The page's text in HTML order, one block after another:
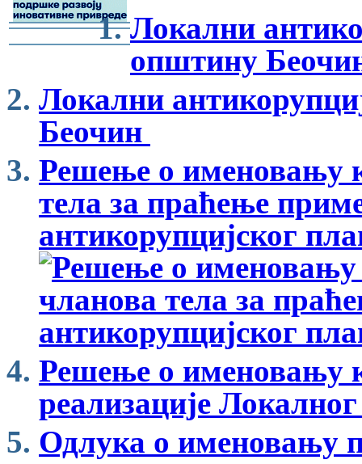
-
Локални
општину
Локални
Беочин
Решење о именовању
тела за праћење
антикорупцијског
Решење о именовању
реализације
Одлука о именовању